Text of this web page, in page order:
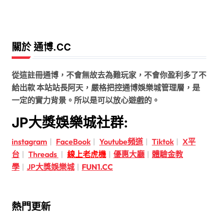
關於 通博.CC
從這註冊通博，不會無故去為難玩家，不會你盈利多了不
給出款 本站站長阿天，嚴格把控通博娛樂城管理層，是
一定的實力背景。所以是可以放心遊戲的。
JP大獎娛樂城社群:
instagram | FaceBook | Youtube頻道 | Tiktok | X平
台 | Threads | 線上老虎機 | 優惠大廳 | 體驗金教
學 | JP大獎娛樂城 | FUN1.CC
熱門更新